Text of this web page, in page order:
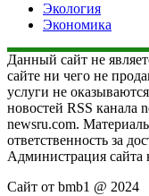
Экология
Экономика
Данный сайт не
сайте ни чего не
услуги не
новостей RSS канала
newsru.com.
ответственность за
Администрация сайта
Сайт от bmb1 @ 2024